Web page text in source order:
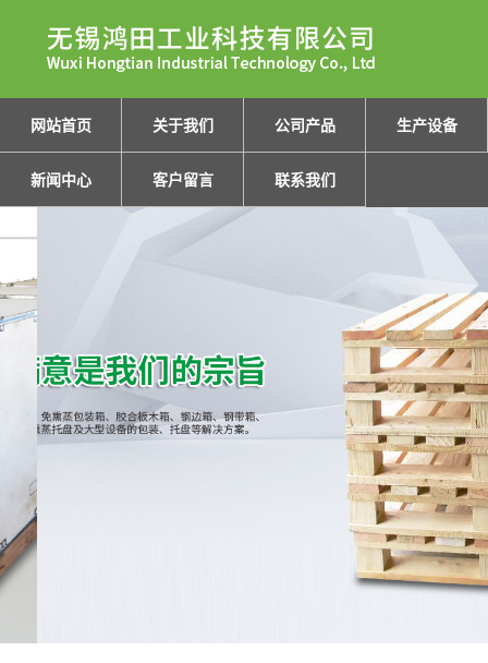
网站首页 关于我们 公司产品 生产设备
新闻中心 客户留言 联系我们